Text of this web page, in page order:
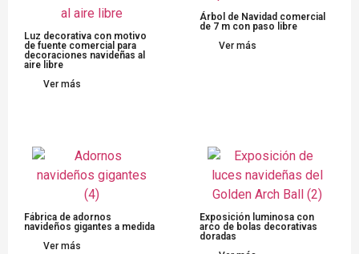
Luz decorativa con motivo
de fuente comercial para
decoraciones navideñas al
aire libre
Ver más
Árbol de Navidad comercial
de 7 m con paso libre
Ver más
Fábrica de adornos
navideños gigantes a medida
Ver más
Exposición luminosa con
arco de bolas decorativas
doradas